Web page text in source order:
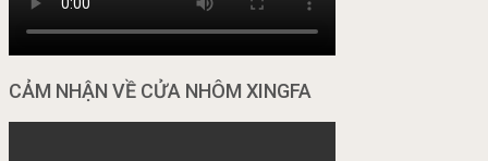
CẢM NHẬN VỀ CỬA NHÔM XINGFA